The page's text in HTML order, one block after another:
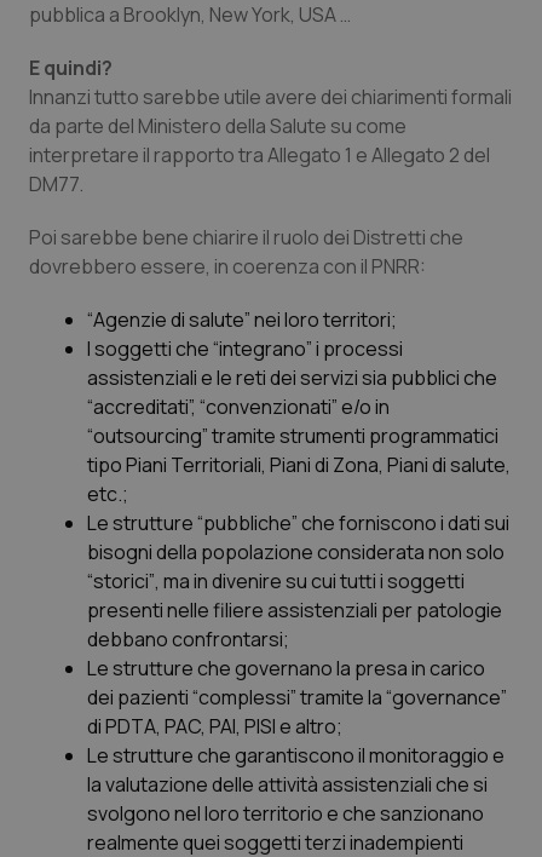
pubblica a Brooklyn, New York, USA …
E quindi?
Innanzi tutto sarebbe utile avere dei chiarimenti formali
da parte del Ministero della Salute su come
interpretare il rapporto tra Allegato 1 e Allegato 2 del
DM77.
Poi sarebbe bene chiarire il ruolo dei Distretti che
dovrebbero essere, in coerenza con il PNRR:
“Agenzie di salute” nei loro territori;
I soggetti che “integrano” i processi
assistenziali e le reti dei servizi sia pubblici che
“accreditati”, “convenzionati” e/o in
“outsourcing” tramite strumenti programmatici
tipo Piani Territoriali, Piani di Zona, Piani di salute,
etc.;
Le strutture“pubbliche” che forniscono i dati sui
bisogni della popolazione considerata non solo
“storici”, ma in divenire su cui tutti i soggetti
presenti nelle filiere assistenziali per patologie
debbano confrontarsi;
Le strutture che governano la presa in carico
dei pazienti “complessi” tramite la “governance”
di PDTA, PAC, PAI, PISI e altro;
Le strutture che garantiscono il monitoraggio e
la valutazione delle attività assistenziali che si
svolgono nel loro territorio e che sanzionano
realmente quei soggetti terzi inadempienti